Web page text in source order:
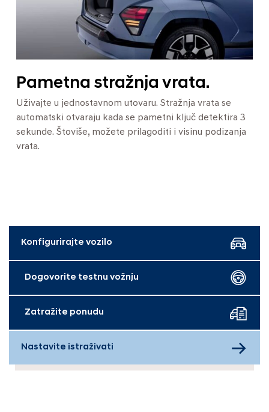
Pametna stražnja vrata.
Uživajte u jednostavnom utovaru. Stražnja vrata se
automatski otvaraju kada se pametni ključ detektira 3
sekunde. Štoviše, možete prilagoditi i visinu podizanja
vrata.
Konfigurirajte vozilo
Dogovorite testnu vožnju
Zatražite ponudu
Nastavite istraživati